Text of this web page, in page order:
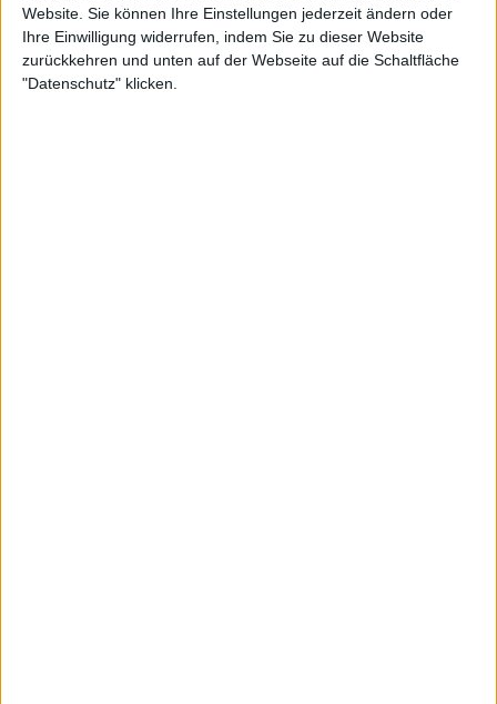
Website. Sie können Ihre Einstellungen jederzeit ändern oder
Ihre Einwilligung widerrufen, indem Sie zu dieser Website
zurückkehren und unten auf der Webseite auf die Schaltfläche
"Datenschutz" klicken.
Gauff
In einem vom Alpine F1-Team geteilten Instagram-